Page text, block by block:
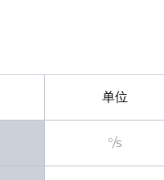
单位
°/s